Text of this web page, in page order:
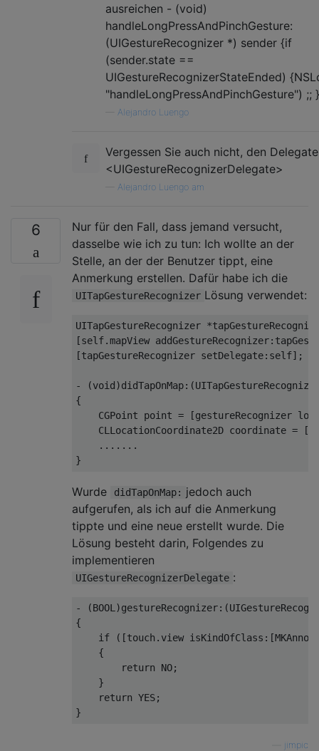
ausreichen - (void)
handleLongPressAndPinchGesture:
(UIGestureRecognizer *) sender {if
(sender.state ==
UIGestureRecognizerStateEnded)
"handleLongPressAndPinchGesture") ;;
Alejandro Luengo
Vergessen Sie auch nicht, den
<UIGestureRecognizerDelegate>
Alejandro Luengo am
6
Nur für den Fall, dass jemand versucht,
dasselbe wie ich zu tun: Ich wollte an der
Stelle, an der der Benutzer tippt, eine
Anmerkung erstellen. Dafür habe ich die
UITapGestureRecognizer Lösung verwendet:
UITapGestureRecognizer *
[self.mapView addGestureRecognizer:
[tapGestureRecognizer setDelegate: self];
- (void)didTapOnMap:(
{
CGPoint point = [gestureRecognizer
CLLocationCoordinate2D coordinate = [
.......
}
Wurde didTapOnMap: jedoch auch
aufgerufen, als ich auf die Anmerkung
tippte und eine neue erstellt wurde. Die
Lösung besteht darin, Folgendes zu
implementieren
UIGestureRecognizerDelegate :
- (BOOL )gestureRecognizer:(
{
if
([touch . view isKindOfClass :[
{
return NO;
}
return YES;
}
jimpic